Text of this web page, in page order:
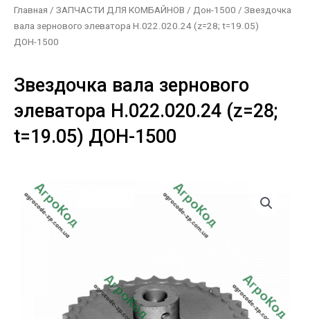
Главная / ЗАПЧАСТИ ДЛЯ КОМБАЙНОВ / Дон-1500 / Звездочка
вала зернового элеватора Н.022.020.24 (z=28; t=19.05)
ДОН-1500
Звездочка вала зернового
элеватора Н.022.020.24 (z=28;
t=19.05) ДОН-1500